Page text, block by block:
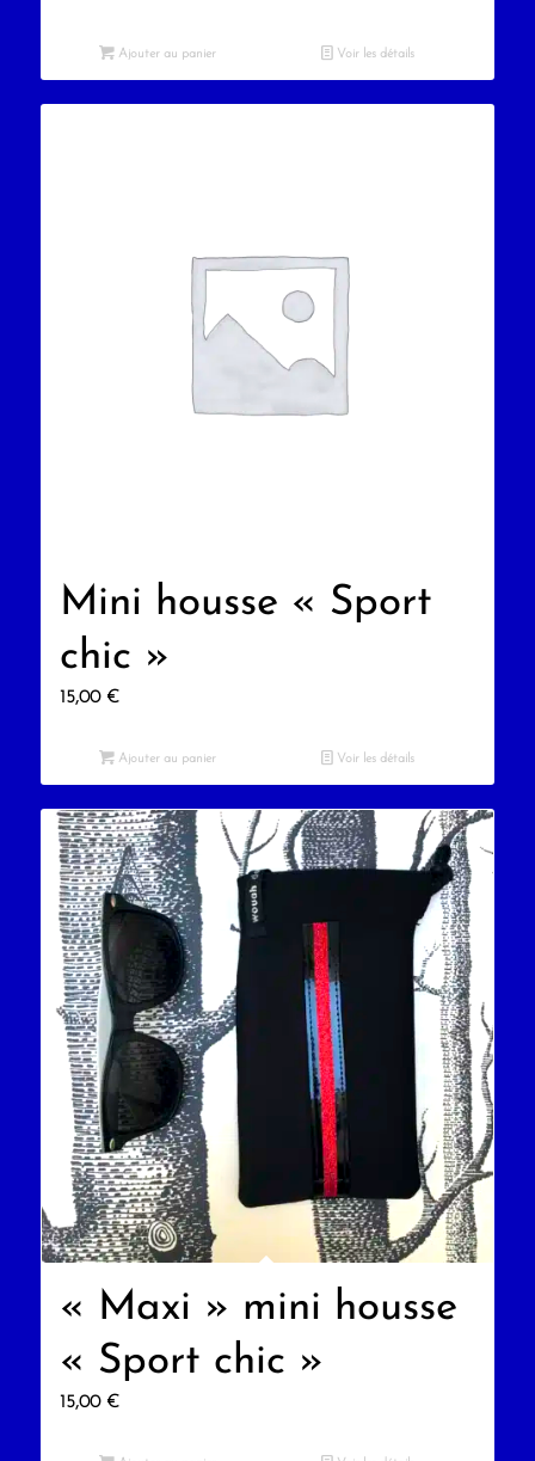
Ajouter au panier Voir les détails
Mini housse « Sport
chic »
15,00 €
Ajouter au panier Voir les détails
« Maxi » mini housse
« Sport chic »
15,00 €